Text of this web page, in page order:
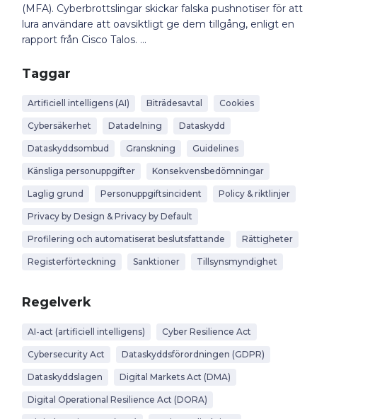
(MFA). Cyberbrottslingar skickar falska pushnotiser för att
lura användare att oavsiktligt ge dem tillgång, enligt en
rapport från Cisco Talos. ...
Taggar
Artificiell intelligens (AI) Biträdesavtal Cookies
Cybersäkerhet Datadelning Dataskydd
Dataskyddsombud Granskning Guidelines
Känsliga personuppgifter Konsekvensbedömningar
Laglig grund Personuppgiftsincident Policy & riktlinjer
Privacy by Design & Privacy by Default
Profilering och automatiserat beslutsfattande Rättigheter
Registerförteckning Sanktioner Tillsynsmyndighet
Regelverk
AI-act (artificiell intelligens) Cyber Resilience Act
Cybersecurity Act Dataskyddsförordningen (GDPR)
Dataskyddslagen Digital Markets Act (DMA)
Digital Operational Resilience Act (DORA)